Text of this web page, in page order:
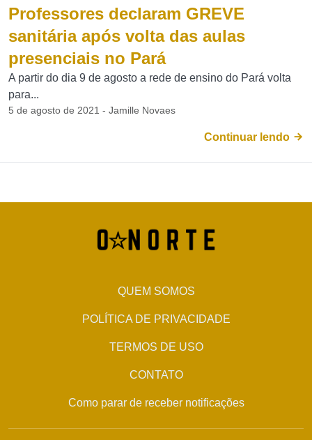
Professores declaram GREVE
sanitária após volta das aulas
presenciais no Pará
A partir do dia 9 de agosto a rede de ensino do Pará volta
para...
5 de agosto de 2021 - Jamille Novaes
Continuar lendo
QUEM SOMOS
POLÍTICA DE PRIVACIDADE
TERMOS DE USO
CONTATO
Como parar de receber notificações